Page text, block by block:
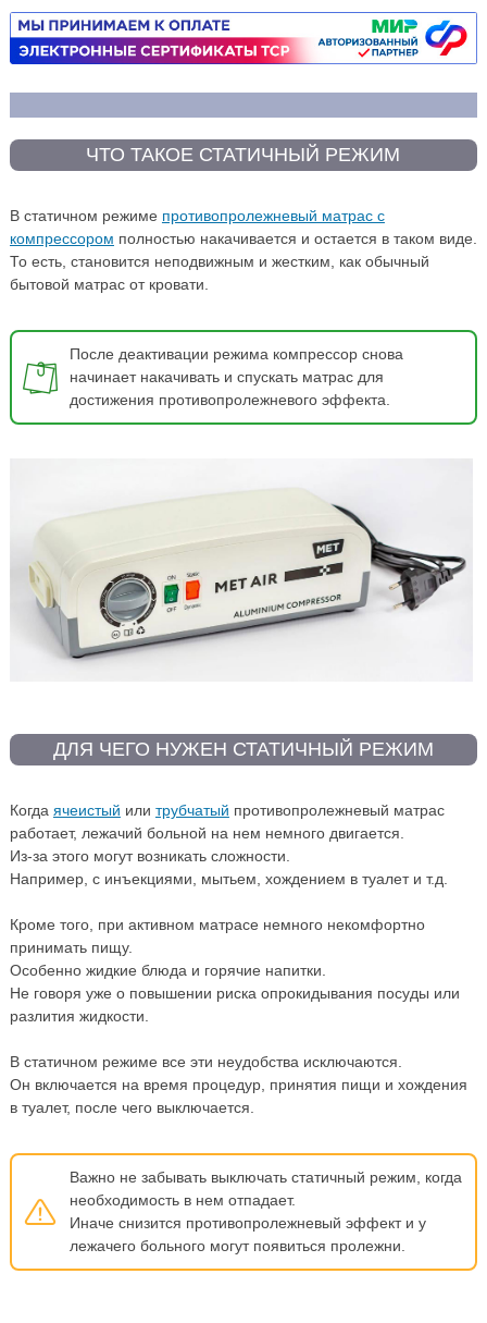
ЧТО ТАКОЕ СТАТИЧНЫЙ РЕЖИМ
В статичном режиме противопролежневый матрас с
компрессором полностью накачивается и остается в таком виде.
То есть, становится неподвижным и жестким, как обычный
бытовой матрас от кровати.
После деактивации режима компрессор снова
начинает накачивать и спускать матрас для
достижения противопролежневого эффекта.
ДЛЯ ЧЕГО НУЖЕН СТАТИЧНЫЙ РЕЖИМ
Когда ячеистый или трубчатый противопролежневый матрас
работает, лежачий больной на нем немного двигается.
Из-за этого могут возникать сложности.
Например, с инъекциями, мытьем, хождением в туалет и т.д.
Кроме того, при активном матрасе немного некомфортно
принимать пищу.
Особенно жидкие блюда и горячие напитки.
Не говоря уже о повышении риска опрокидывания посуды или
разлития жидкости.
В статичном режиме все эти неудобства исключаются.
Он включается на время процедур, принятия пищи и хождения
в туалет, после чего выключается.
Важно не забывать выключать статичный режим, когда
необходимость в нем отпадает.
Иначе снизится противопролежневый эффект и у
лежачего больного могут появиться пролежни.